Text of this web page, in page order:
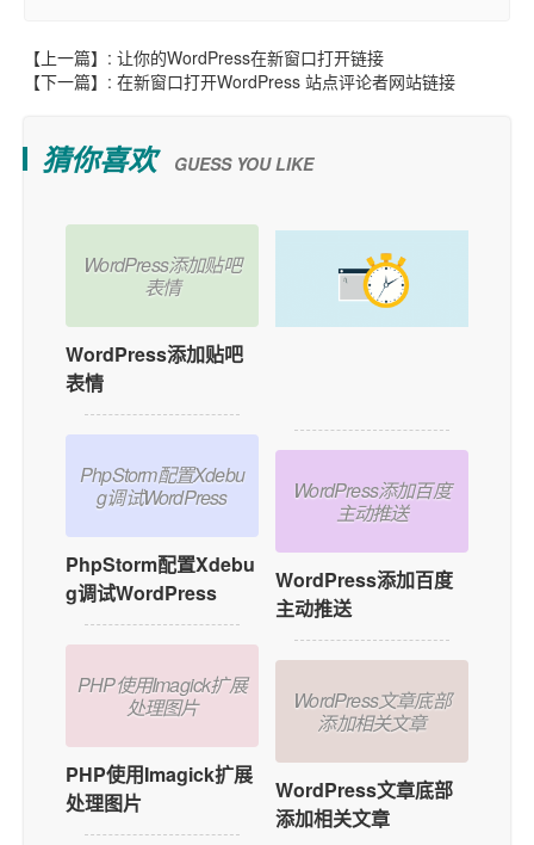
【上一篇】: 让你的WordPress在新窗口打开链接
【下一篇】: 在新窗口打开WordPress 站点评论者网站链接
猜你喜欢 GUESS YOU LIKE
WordPress添加贴吧
表情
WordPress添加贴吧
表情
PhpStorm配置Xdebu
g调试WordPress
PhpStorm配置Xdebu
g调试WordPress
PHP使用Imagick扩展
处理图片
PHP使用Imagick扩展
处理图片
WordPress添加百度
主动推送
WordPress添加百度
主动推送
WordPress文章底部
添加相关文章
WordPress文章底部
添加相关文章